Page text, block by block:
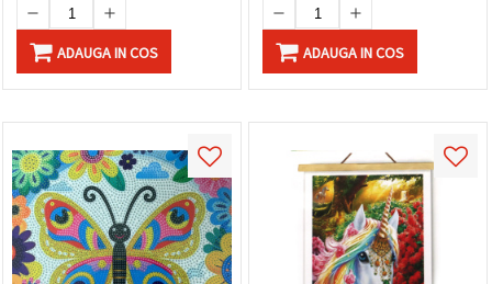
ADAUGA IN COS ADAUGA IN COS